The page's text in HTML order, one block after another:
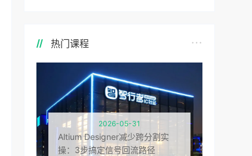
热门课程
2026-05-31
Altium Designer减少跨分割实
操：3步搞定信号回流路径